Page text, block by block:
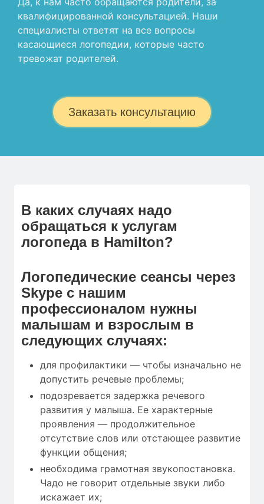
квалифицированной консультацией. Наши
специалисты ответят на все вопросы
касающиеся логопедии, которые часто
тревожат родителей.
Заказать консультацию
В каких случаях надо
обращаться к услугам
логопеда в Hamilton?
Логопедические сеансы через
Skype с нашим
профессионалом нужны
малышам и взрослым в
следующих случаях:
для профилактики — чтобы изначально не
допустить речевые проблемы;
подозревается задержка речевого
развития у малыша. Ее характерные
проявления — продолжительное
отсутствие слов или отстающее развитие
функции общения;
необходима грамотная звукопостановка.
Чадо не говорит отдельные звуки либо
искажает их;